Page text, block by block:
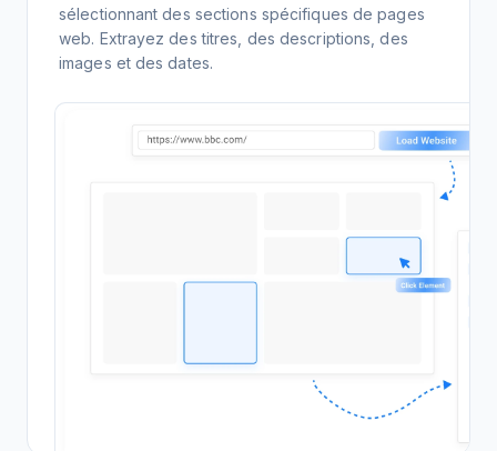
sélectionnant des sections spécifiques de pages
web. Extrayez des titres, des descriptions, des
images et des dates.